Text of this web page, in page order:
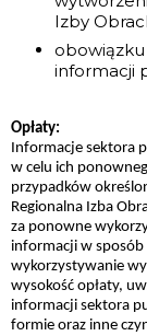
Izby
informacji
Opłaty:
Informacje sektora
w celu ich
przypadków
Regionalna Izba
za ponowne
informacji w
wykorzystywanie
wysokość opłaty,
informacji sektora
formie oraz inne